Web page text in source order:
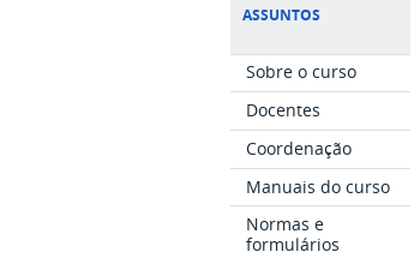
ASSUNTOS
Sobre o curso
Docentes
Coordenação
Manuais do curso
Normas e
formulários